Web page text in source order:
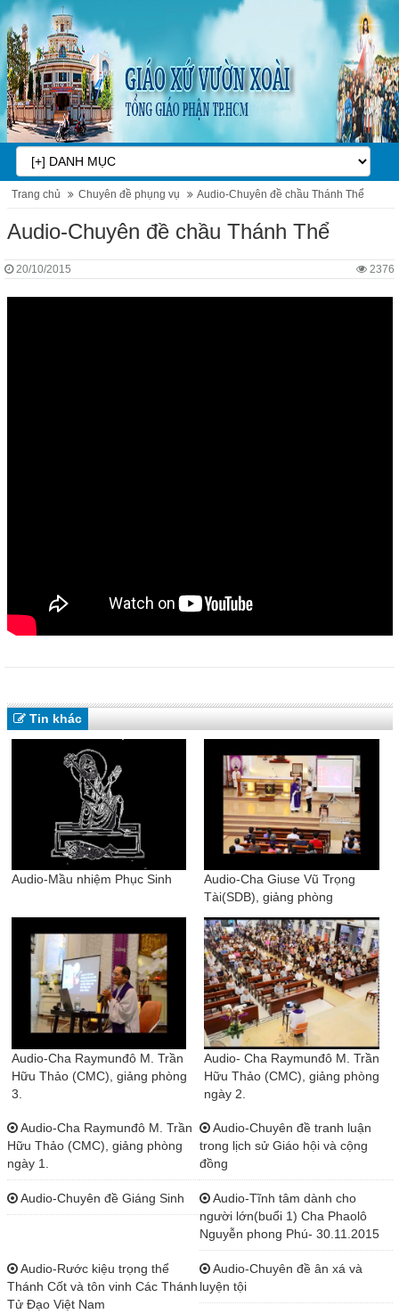
Trang chủ Chuyên đề phụng vụ Audio-Chuyên đề chầu Thánh Thể
Audio-Chuyên đề chầu Thánh Thể
20/10/2015 2376
Tin khác
Audio-Mầu nhiệm Phục Sinh
Audio-Cha Giuse Vũ Trọng
Tài(SDB), giảng phòng
Audio-Cha Raymunđô M. Trần
Hữu Thảo (CMC), giảng phòng
3.
Audio- Cha Raymunđô M. Trần
Hữu Thảo (CMC), giảng phòng
ngày 2.
Audio-Cha Raymunđô M. Trần
Hữu Thảo (CMC), giảng phòng
ngày 1.
Audio-Chuyên đề tranh luận
trong lịch sử Giáo hội và cộng
đồng
Audio-Chuyên đề Giáng Sinh
Audio-Tĩnh tâm dành cho
người lớn(buổi 1) Cha Phaolô
Nguyễn phong Phú- 30.11.2015
Audio-Rước kiệu trọng thể
Thánh Cốt và tôn vinh Các Thánh
Tử Đạo Việt Nam
Audio-Chuyên đề ân xá và
luyện tội